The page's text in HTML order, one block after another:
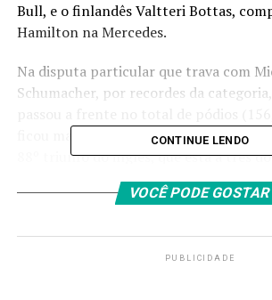
Bull, e o finlandês Valtteri Bottas,
Hamilton na Mercedes.
Na disputa particular que trava com
Schumacher, por recordes da
ficou mais perto de igualar o número
88º triunfo do inglês, que está a três
que mais corridas ganhou na Fórmula
RECORD BREAKER
CONTINUE LENDO
VOCÊ PODE GOSTAR
PUBLICIDADE